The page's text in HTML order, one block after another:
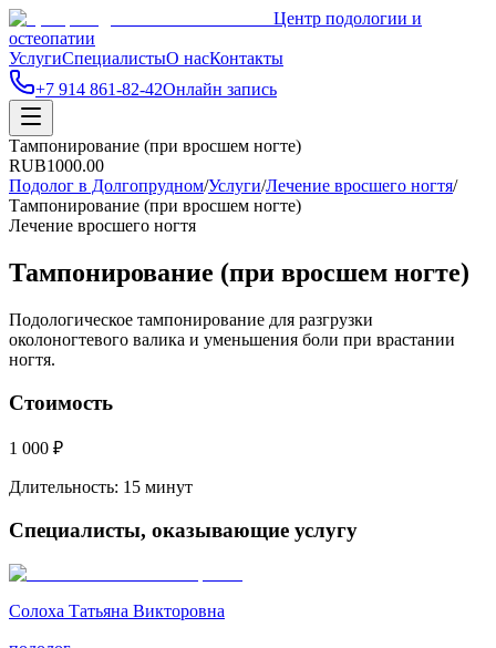
Центр подологии и
остеопатии
УслугиСпециалистыО насКонтакты
+7 914 861-82-42Онлайн запись
Тампонирование (при вросшем ногте)
RUB1000.00
Подолог в Долгопрудном/Услуги/Лечение вросшего ногтя/
Тампонирование (при вросшем ногте)
Лечение вросшего ногтя
Тампонирование (при вросшем ногте)
Подологическое тампонирование для разгрузки
околоногтевого валика и уменьшения боли при врастании
ногтя.
Стоимость
1 000 ₽
Длительность: 15 минут
Специалисты, оказывающие услугу
Солоха Татьяна Викторовна